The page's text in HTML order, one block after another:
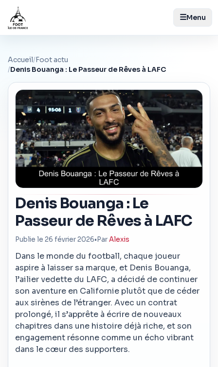
☰Menu
Accueil/Foot actu
/Denis Bouanga : Le Passeur de Rêves à LAFC
Denis Bouanga : Le
Passeur de Rêves à LAFC
Publie le 26 février 2026• ParAlexis
Dans le monde du football, chaque joueur
aspire à laisser sa marque, et Denis Bouanga,
l’ailier vedette du LAFC, a décidé de continuer
son aventure en Californie plutôt que de céder
aux sirènes de l’étranger. Avec un contrat
prolongé, il s’apprête à écrire de nouveaux
chapitres dans une histoire déjà riche, et son
engagement résonne comme un écho vibrant
dans le cœur des supporters.